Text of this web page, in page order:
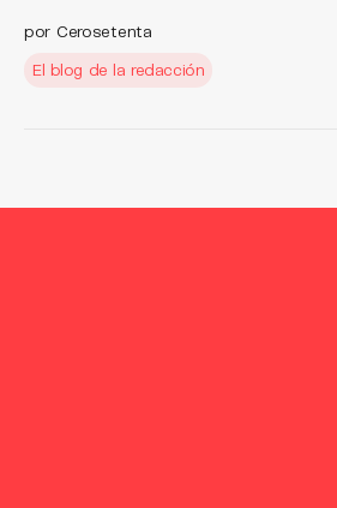
por Cerosetenta
El blog de la redacción